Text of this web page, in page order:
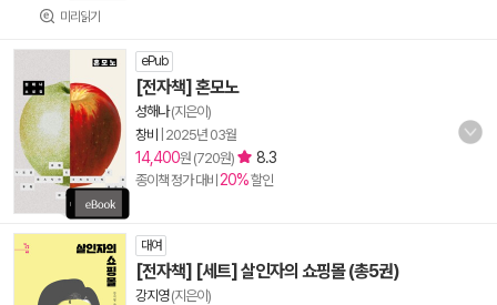
미리읽기
ePub
[전자책] 혼모노
성해나(지은이)
창비
2025년 03월
14,400원 (720원) 8.3
종이책 정가 대비 20%할인
대여
[전자책] [세트] 살인자의 쇼핑몰 (총5권)
강지영(지은이)